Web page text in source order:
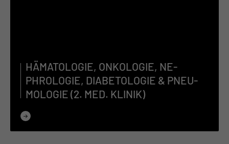
HÄ­MA­TO­LO­GIE, ON­KO­LO­GIE, NE­
PHROLO­GIE, DIA­BE­TO­LO­GIE & PNEU­
MO­LO­GIE (2. MED. KLI­NIK)